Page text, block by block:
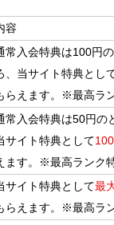
容
常入会特典は100円
、当サイト特典とし
らえます。※最高ラ
常入会特典は50円の
サイト特典として
ます。※最高ランク
サイト特典として最
らえます。※最高ラ